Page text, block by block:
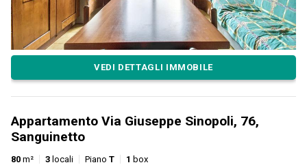
VEDI DETTAGLI IMMOBILE
Appartamento Via Giuseppe Sinopoli, 76,
Sanguinetto
80 m² 3 locali Piano T 1 box